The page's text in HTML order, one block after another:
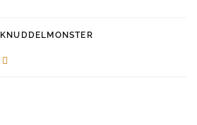
KNUDDELMONSTER